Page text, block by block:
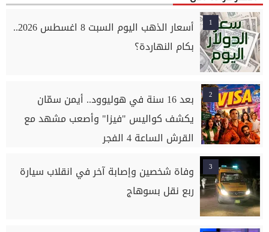
1
أسعار الذهب اليوم السبت 8 اغسطس 2026..
بكام النهاردة؟
2
بعد 16 سنة في هوليوود.. أيمن سمّان
يكشف كواليس "فيزا" وأصعب مشهد مع
القرش الساعة 4 الفجر
3
وفاة شخصين وإصابة آخر في انقلاب سيارة
ربع نقل بسوهاج